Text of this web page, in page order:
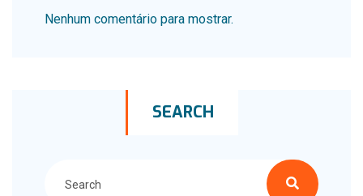
Nenhum comentário para mostrar.
SEARCH